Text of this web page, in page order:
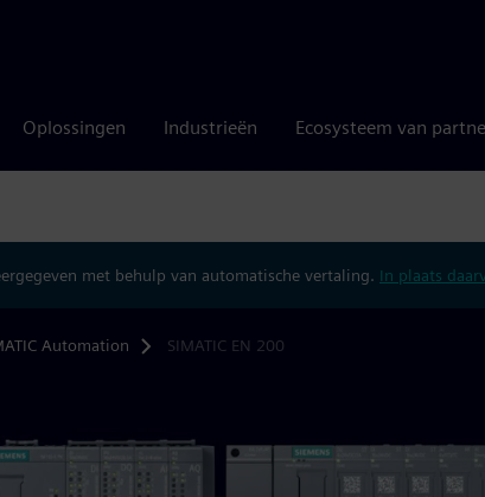
Oplossingen Industrieën Ecosysteem van
met behulp van automatische vertaling. In plaats
Automation SIMATIC EN 200